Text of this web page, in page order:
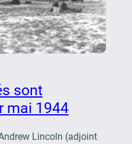
sont
mai 1944
Lincoln (adjoint